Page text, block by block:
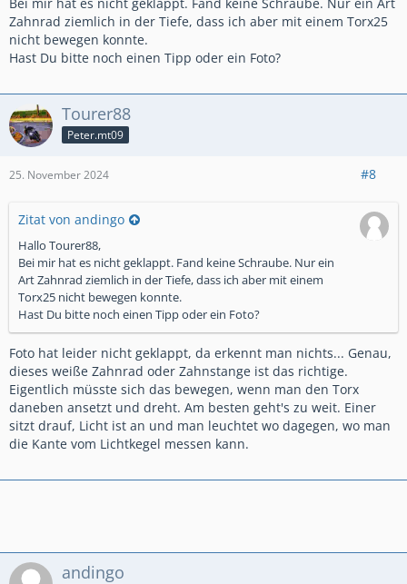
Zahnrad ziemlich in der Tiefe, dass ich aber mit einem Torx25
nicht bewegen konnte.
Hast Du bitte noch einen Tipp oder ein Foto?
Tourer88
Peter.mt09
25. November 2024 #8
Zitat von andingo
Hallo Tourer88,
Bei mir hat es nicht geklappt. Fand keine Schraube. Nur ein
Art Zahnrad ziemlich in der Tiefe, dass ich aber mit einem
Torx25 nicht bewegen konnte.
Hast Du bitte noch einen Tipp oder ein Foto?
Foto hat leider nicht geklappt, da erkennt man nichts... Genau,
dieses weiße Zahnrad oder Zahnstange ist das richtige.
Eigentlich müsste sich das bewegen, wenn man den Torx
daneben ansetzt und dreht. Am besten geht's zu weit. Einer
sitzt drauf, Licht ist an und man leuchtet wo dagegen, wo man
die Kante vom Lichtkegel messen kann.
andingo